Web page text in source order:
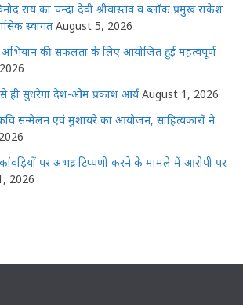
राय का चन्दा देवी श्रीवास्तव व ब्लॉक प्रमुख राकेश
स्वागत August 5, 2026
अभियान की सफलता के लिए आयोजित हुई महत्वपूर्ण
से ही सुधरेगा देश-ओम प्रकाश आर्य August 1, 2026
सम्मेलन एवं मुशायरे का आयोजन, साहित्यकारों ने
पर अभद्र टिप्पणी करने के मामले में आरोपी पर
2026